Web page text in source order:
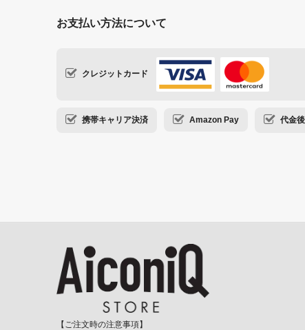
お支払い方法について
クレジットカード
携帯キャリア決済 Amazon Pay 代金
【ご注文時の注意事項】